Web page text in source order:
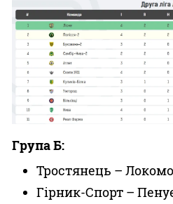
Група Б:
Тростянець –
Гірник-Спорт –